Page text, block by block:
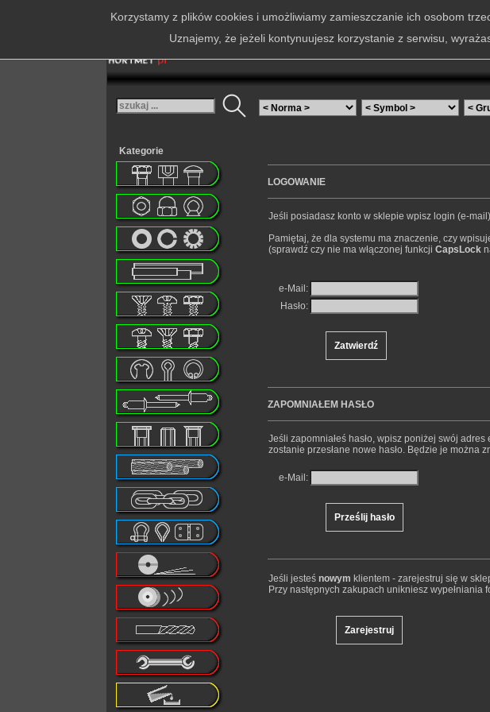
Kategorie
LOGOWANIE
Jeśli posiadasz konto w sklepie wpisz login (e-mail)
Pamiętaj, że dla systemu ma znaczenie, czy
(sprawdź czy nie ma włączonej funkcji CapsLock
e-Mail:
Hasło:
ZAPOMNIAŁEM HASŁO
Jeśli zapomniałeś hasło, wpisz poniżej swój
zostanie przesłane nowe hasło. Będzie je można
e-Mail:
Jeśli jesteś nowym klientem - zarejestruj się w
Przy następnych zakupach unikniesz wypełniania
Korzystamy z plików cookies i umożliwiamy zamieszczanie ich osobom
Uznajemy, że jeżeli kontynuujesz korzystanie z serwisu,